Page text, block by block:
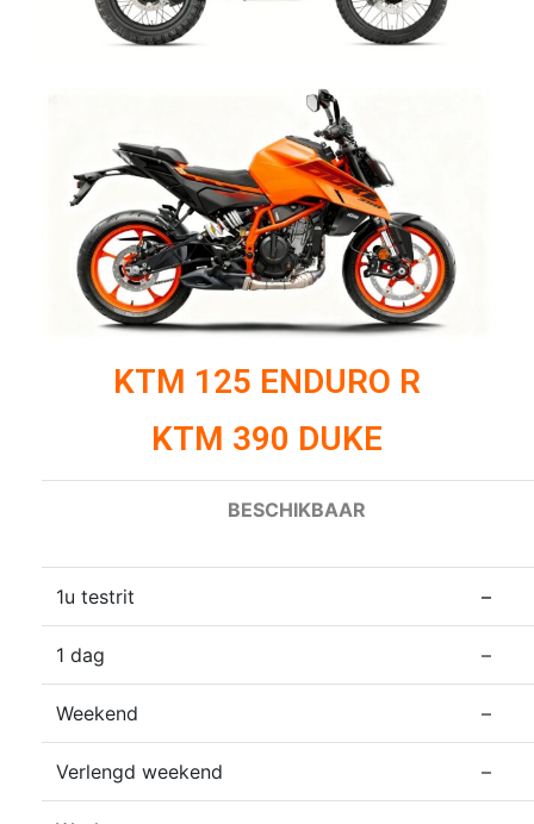
KTM 125 ENDURO R
KTM 390 DUKE
BESCHIKBAAR
1u testrit –
1 dag –
Weekend –
Verlengd weekend –